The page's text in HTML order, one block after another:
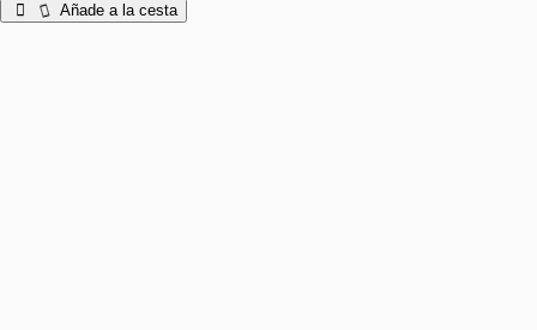
Añade a la cesta